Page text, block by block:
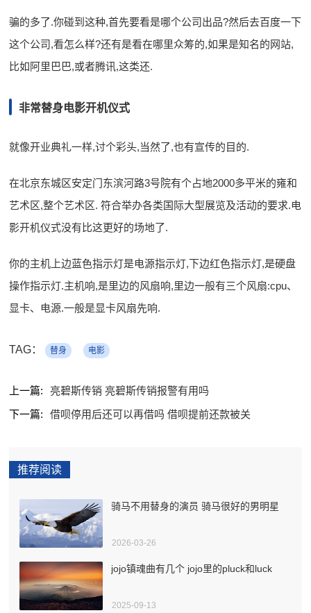
骗的多了.你碰到这种,首先要看是哪个公司出品?然后去百度一下
这个公司,看怎么样?还有是看在哪里众筹的,如果是知名的网站,
比如阿里巴巴,或者腾讯,这类还.
非常替身电影开机仪式
就像开业典礼一样,讨个彩头,当然了,也有宣传的目的.
在北京东城区安定门东滨河路3号院有个占地2000多平米的雍和
艺术区,整个艺术区. 符合举办各类国际大型展览及活动的要求.电
影开机仪式没有比这更好的场地了.
你的主机上边蓝色指示灯是电源指示灯,下边红色指示灯,是硬盘
操作指示灯.主机响,是里边的风扇响,里边一般有三个风扇:cpu、
显卡、电源.一般是显卡风扇先响.
TAG： 替身 电影
上一篇:
亮碧斯传销 亮碧斯传销报警有用吗
下一篇:
借呗停用后还可以再借吗 借呗提前还款被关
推荐阅读
骑马不用替身的演员 骑马很好的男明星
2026-03-26
jojo镇魂曲有几个 jojo里的pluck和luck
2025-09-13